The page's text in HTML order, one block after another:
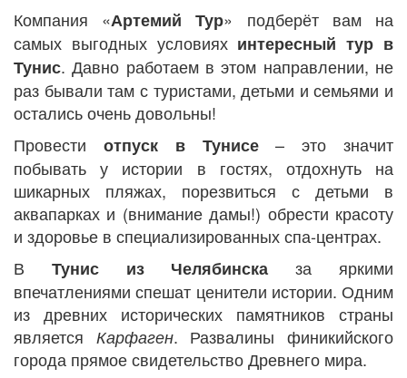
Компания «Артемий Тур» подберёт вам на
самых выгодных условиях интересный тур в
Тунис. Давно работаем в этом направлении, не
раз бывали там с туристами, детьми и семьями и
остались очень довольны!
Провести отпуск в Тунисе– это значит
побывать у истории в гостях, отдохнуть на
шикарных пляжах, порезвиться с детьми в
аквапарках и (внимание дамы!) обрести красоту
и здоровье в специализированных спа-центрах.
В Тунис из Челябинска за яркими
впечатлениями спешат ценители истории. Одним
из древних исторических памятников страны
является Карфаген. Развалины финикийского
города прямое свидетельство Древнего мира.